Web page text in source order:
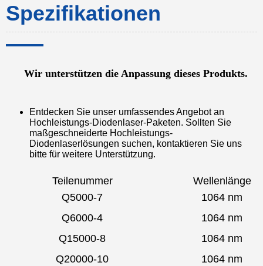
Spezifikationen
Wir unterstützen die Anpassung dieses Produkts.
Entdecken Sie unser umfassendes Angebot an
Hochleistungs-Diodenlaser-Paketen. Sollten Sie
maßgeschneiderte Hochleistungs-
Diodenlaserlösungen suchen, kontaktieren Sie uns
bitte für weitere Unterstützung.
Teilenummer
Wellenlänge
Q5000-7
1064 nm
Q6000-4
1064 nm
Q15000-8
1064 nm
Q20000-10
1064 nm